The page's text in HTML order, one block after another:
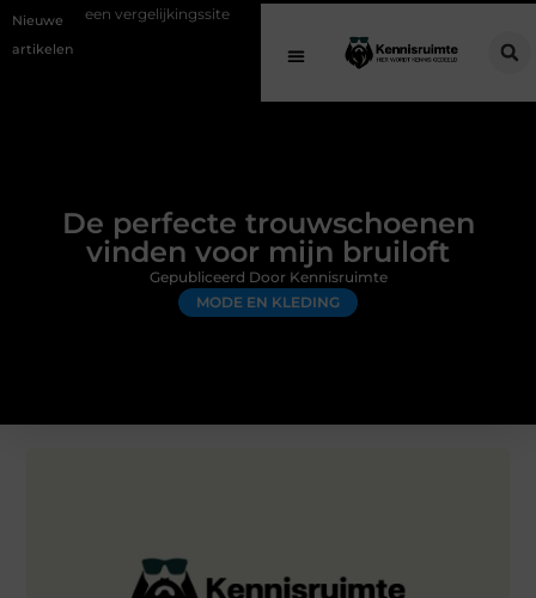
Nieuwe
artikelen
vergelijkingssite Schenking aan een goed doel: waarom geven
De perfecte trouwschoenen
vinden voor mijn bruiloft
MODE EN KLEDING
Gepubliceerd Door Kennisruimte